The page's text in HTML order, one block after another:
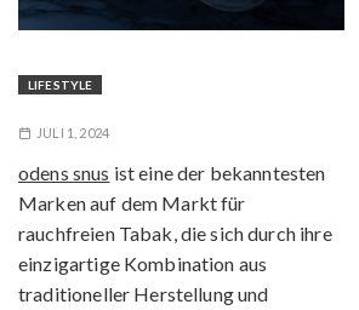
LIFESTYLE
JULI 1, 2024
odens snus ist eine der bekanntesten
Marken auf dem Markt für
rauchfreien Tabak, die sich durch ihre
einzigartige Kombination aus
traditioneller Herstellung und